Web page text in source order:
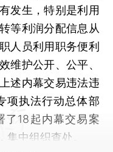
发生，特别是利用
等利润分配信息从
人员利用职务便利
维护公开、公平、
述内幕交易违法违
项执法行动总体部
了18起内幕交易案
中组织查处。